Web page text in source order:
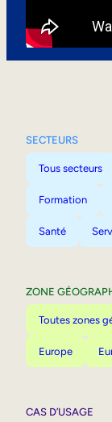
SECTEURS
Tous secteurs
Formation
Santé
ZONE
Toutes zones
Europe
CAS D’USAGE